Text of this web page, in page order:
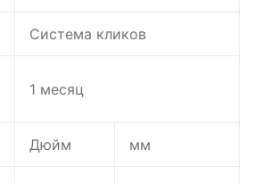
Система кликов
1 месяц
Дюйм мм